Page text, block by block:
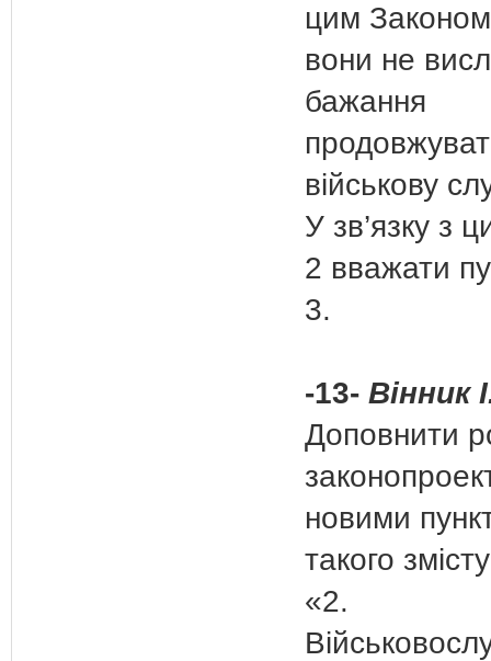
цим
вони не
бажання
військову
У зв’язку з
2 вважати
3.
-13- Вінник
Доповнити
новими
такого
«2.